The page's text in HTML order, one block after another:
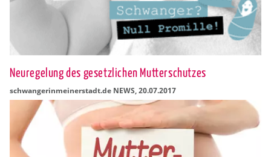
Neuregelung des gesetzlichen Mutterschutzes
schwan­ge­rin­mei­ner­stadt.de NEWS,20.07.2017